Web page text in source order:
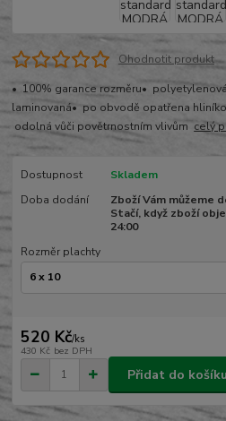
Ohodnotit produkt
• 100% garance rozměru•
laminovaná• po obvodě opatřena
odolná vůči povětrnostním vlivům celý
Dostupnost
Skladem
Doba dodání
Zboží Vám můžeme
Stačí, když zboží
24:00
Rozměr plachty
520 Kč/ks
430 Kč bez DPH
Přidat do košíku